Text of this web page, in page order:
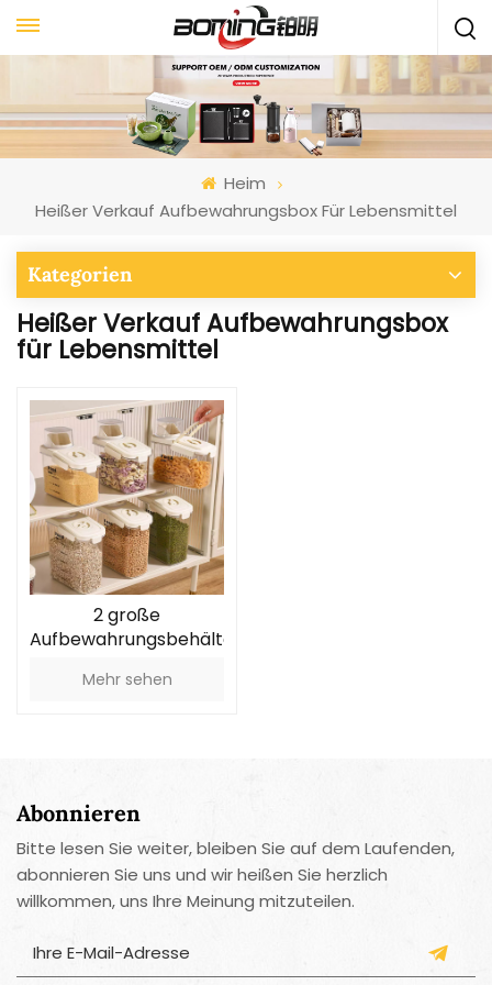
Heim
Heißer Verkauf Aufbewahrungsbox Für Lebensmittel
Kategorien
Heißer Verkauf Aufbewahrungsbox
für Lebensmittel
2 große
Aufbewahrungsbehälter
Mehr sehen
Abonnieren
Bitte lesen Sie weiter, bleiben Sie auf dem Laufenden,
abonnieren Sie uns und wir heißen Sie herzlich
willkommen, uns Ihre Meinung mitzuteilen.